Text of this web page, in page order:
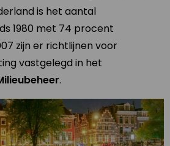
is het aantal
1980 met 74 procent
zijn er richtlijnen voor
vastgelegd in het
.